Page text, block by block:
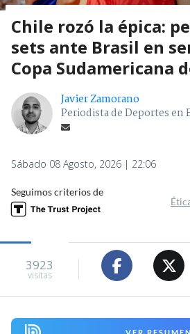
Chile rozó la épica:
sets ante Brasil en
Copa Sudamericana
Javier Zamorano
Periodista de Deportes en
Sábado 08 Agosto, 2026 | 22:06
Seguimos criterios de
3923
visitas